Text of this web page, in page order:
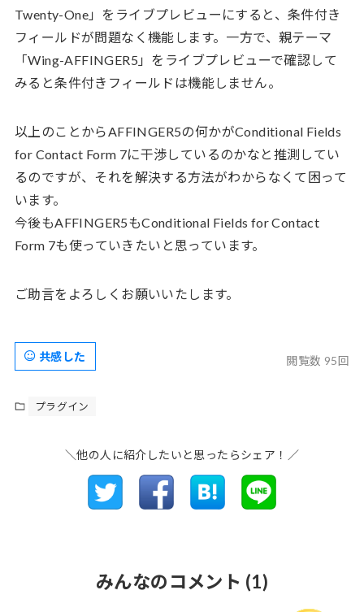
Twenty-One」をライブプレビューにすると、条件付き
フィールドが問題なく機能します。一方で、親テーマ
「Wing-AFFINGER5」をライブプレビューで確認して
みると条件付きフィールドは機能しません。
以上のことからAFFINGER5の何かがConditional Fields
for Contact Form 7に干渉しているのかなと推測してい
るのですが、それを解決する方法がわからなくて困って
います。
今後もAFFINGER5もConditional Fields for Contact
Form 7も使っていきたいと思っています。
ご助言をよろしくお願いいたします。
閲覧数 95回
共感した
プラグイン
＼他の人に紹介したいと思ったらシェア！／
みんなのコメント (1)